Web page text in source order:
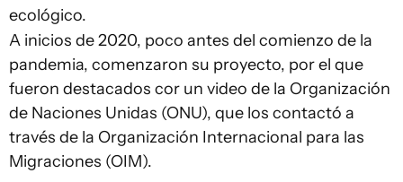
ecológico.
A inicios de 2020, poco antes del comienzo de la
pandemia, comenzaron su proyecto, por el que
fueron destacados cor un video de la Organización
de Naciones Unidas (ONU), que los contactó a
través de la Organización Internacional para las
Migraciones (OIM).